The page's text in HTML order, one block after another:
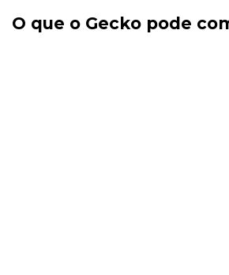
O que o Gecko pode